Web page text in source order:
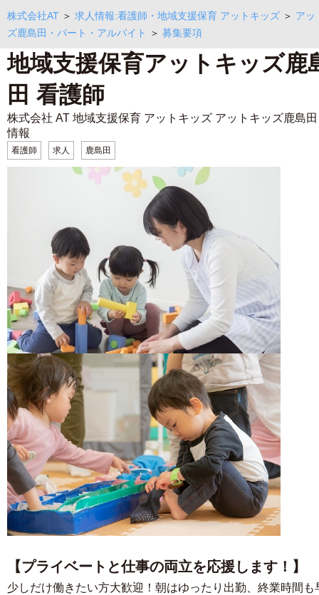
株式会社AT ＞ 求人情報:看護師・地域支援保育 アットキッズ ＞ アッ
ズ鹿島田・パート・アルバイト
＞ 募集要項
地域支援保育アットキッズ鹿
田 看護師
株式会社 AT 地域支援保育 アットキッズ アットキッズ鹿島
情報
看護師 求人 鹿島田
【プライベートと仕事の両立を応援します！】
少しだけ働きたい方大歓迎！朝はゆったり出勤、終業時間も